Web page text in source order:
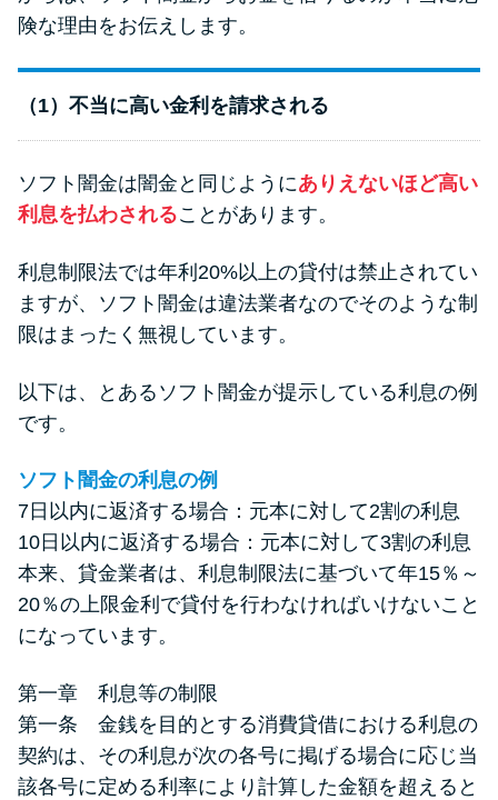
険な理由をお伝えします。
（1）不当に高い金利を請求される
ソフト闇金は闇金と同じようにありえないほど高い
利息を払わされることがあります。
利息制限法では年利20%以上の貸付は禁止されてい
ますが、ソフト闇金は違法業者なのでそのような制
限はまったく無視しています。
以下は、とあるソフト闇金が提示している利息の例
です。
ソフト闇金の利息の例
7日以内に返済する場合：元本に対して2割の利息
10日以内に返済する場合：元本に対して3割の利息
本来、貸金業者は、利息制限法に基づいて年15％～
20％の上限金利で貸付を行わなければいけないこと
になっています。
第一章 利息等の制限
第一条 金銭を目的とする消費貸借における利息の
契約は、その利息が次の各号に掲げる場合に応じ当
該各号に定める利率により計算した金額を超えると